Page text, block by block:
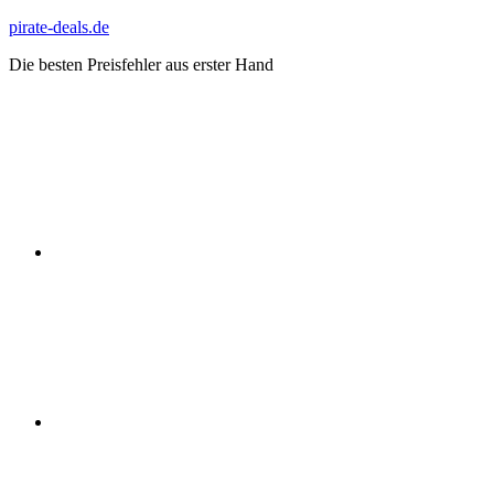
Zum
springen
pirate-deals.de
Die besten Preisfehler aus erster Hand